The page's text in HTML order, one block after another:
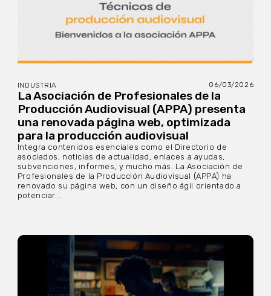
INDUSTRIA 06/03/2026
La Asociación de Profesionales de la
Producción Audiovisual (APPA) presenta
una renovada página web, optimizada
para la producción audiovisual
Integra contenidos esenciales como el Directorio de
asociados, noticias de actualidad, enlaces a ayudas,
subvenciones, informes, y mucho más. La Asociación de
Profesionales de la Producción Audiovisual (APPA) ha
renovado su página web, con un diseño ágil orientado a
potenciar...